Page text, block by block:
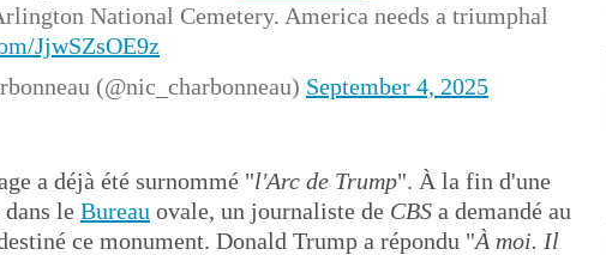
National Cemetery. America needs a triumphal
JjwSZsOE9z
(@nic_charbonneau) September 4, 2025
a déjà été surnommé "l'Arc de Trump". À la fin d'une
dans le Bureau ovale, un journaliste de CBS a demandé au
ce monument. Donald Trump a répondu "À moi. Il